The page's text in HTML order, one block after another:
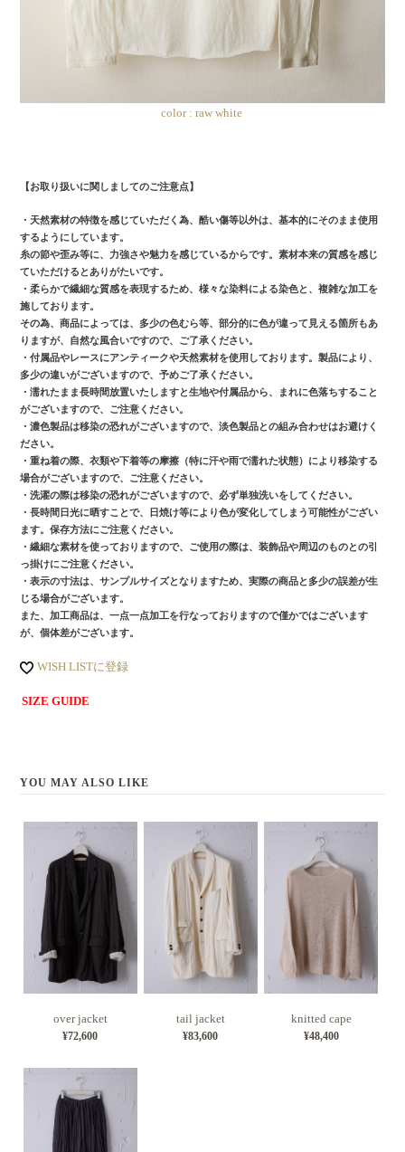
color : raw white
【お取り扱いに関しましてのご注意点】
・天然素材の特徴を感じていただく為、酷い傷等以外は、基本的にそのまま使用
するようにしています。
糸の節や歪み等に、力強さや魅力を感じているからです。素材本来の質感を感じ
ていただけるとありがたいです。
・柔らかで繊細な質感を表現するため、様々な染料による染色と、複雑な加工を
施しております。
その為、商品によっては、多少の色むら等、部分的に色が違って見える箇所もあ
りますが、自然な風合いですので、ご了承ください。
・付属品やレースにアンティークや天然素材を使用しております。製品により、
多少の違いがございますので、予めご了承ください。
・濡れたまま長時間放置いたしますと生地や付属品から、まれに色落ちすること
がございますので、ご注意ください。
・濃色製品は移染の恐れがございますので、淡色製品との組み合わせはお避けく
ださい。
・重ね着の際、衣類や下着等の摩擦（特に汗や雨で濡れた状態）により移染する
場合がございますので、ご注意ください。
・洗濯の際は移染の恐れがございますので、必ず単独洗いをしてください。
・長時間日光に晒すことで、日焼け等により色が変化してしまう可能性がござい
ます。保存方法にご注意ください。
・繊細な素材を使っておりますので、ご使用の際は、装飾品や周辺のものとの引
っ掛けにご注意ください。
・表示の寸法は、サンプルサイズとなりますため、実際の商品と多少の誤差が生
じる場合がございます。
また、加工商品は、一点一点加工を行なっておりますので僅かではございます
が、個体差がございます。
WISH LISTに登録
SIZE GUIDE
YOU MAY ALSO LIKE
over jacket
¥72,600
tail jacket
¥83,600
knitted cape
¥48,400